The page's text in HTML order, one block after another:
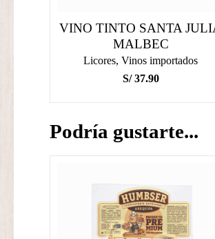
VINO TINTO SANTA
MALBEC
Licores, Vinos importados
S/37.90
Podría gustarte...